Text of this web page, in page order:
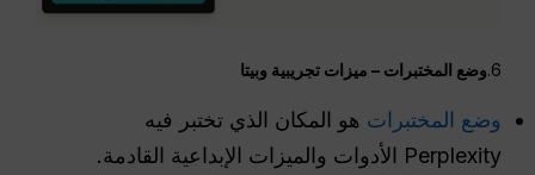
6. وضع المختبرات – ميزات تجريبية وبيتا
وضع المختبرات هو المكان الذي تختبر فيه
Perplexity الأدوات والميزات الإبداعية القادمة.